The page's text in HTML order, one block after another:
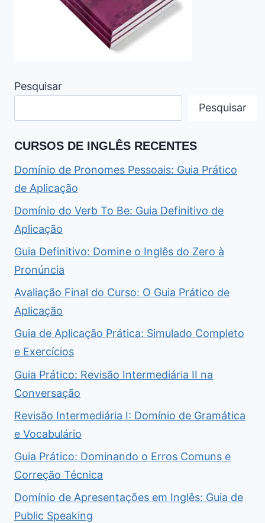
Pesquisar
Pesquisar
CURSOS DE INGLÊS RECENTES
Domínio de Pronomes Pessoais: Guia Prático
de Aplicação
Domínio do Verb To Be: Guia Definitivo de
Aplicação
Guia Definitivo: Domine o Inglês do Zero à
Pronúncia
Avaliação Final do Curso: O Guia Prático de
Aplicação
Guia de Aplicação Prática: Simulado Completo
e Exercícios
Guia Prático: Revisão Intermediária II na
Conversação
Revisão Intermediária I: Domínio de Gramática
e Vocabulário
Guia Prático: Dominando o Erros Comuns e
Correção Técnica
Domínio de Apresentações em Inglês: Guia de
Public Speaking